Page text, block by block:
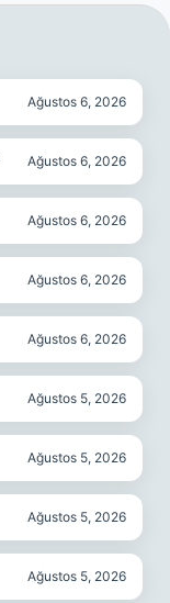
Ağustos 6, 2026
Ağustos 6, 2026
Ağustos 6, 2026
Ağustos 6, 2026
Ağustos 6, 2026
Ağustos 5, 2026
Ağustos 5, 2026
Ağustos 5, 2026
Ağustos 5, 2026